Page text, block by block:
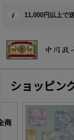
11,000円以上で
ショッピン
商